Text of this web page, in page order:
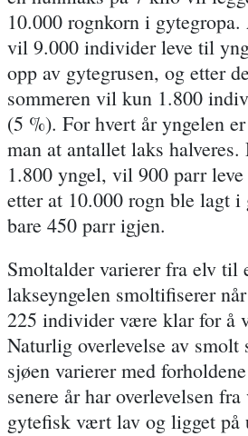
10.000 rognkorn i
vil 9.000 individer leve til
opp av gytegrusen, og etter
sommeren vil kun 1.800
(5 %). For hvert år yngelen
man at antallet laks
1.800 yngel, vil 900 parr
etter at 10.000 rogn ble lagt i
bare 450 parr igjen.
Smoltalder varierer fra elv til
lakseyngelen smoltifiserer
225 individer være klar for å
Naturlig overlevelse av smolt
sjøen varierer med
senere år har overlevelsen
gytefisk vært lav og ligget på